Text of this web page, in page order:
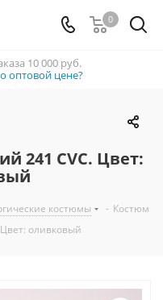
0
10 000 руб.
оптовой цене?
241 CVC. Цвет:
костюмы - Костюм
оливковый